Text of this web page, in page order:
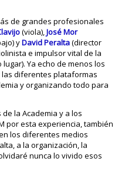
de grandes profesionales
(viola),José Mor
yDavid Peralta(director
e impulsor vital de la
Ya echo de menos los
las diferentes plataformas
y organizando todo para
la Academia y a los
por esta experiencia, también
los diferentes medios
a la organización, la
nunca lo vivido esos